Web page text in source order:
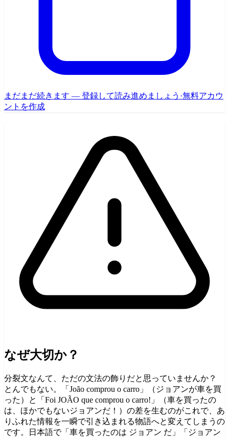
まだまだ続きます — 登録して読み進めましょう ·無料アカウ
ントを作成
なぜ大切か？
分裂文なんて、ただの文法の飾りだと思っていませんか？
とんでもない。「João comprou o carro」（ジョアンが車を買
った）と「Foi JOÃO que comprou o carro!」（車を買ったの
は、ほかでもないジョアンだ！）の差を生むのがこれで、あ
りふれた情報を一瞬で引き込まれる物語へと変えてしまうの
です。日本語で「車を買ったのは ジョアン だ」「ジョアン